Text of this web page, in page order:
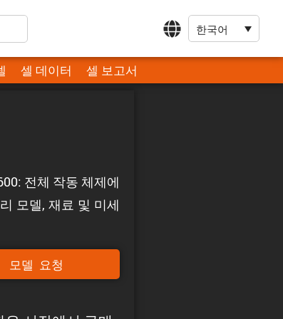
한국어
셀 데이터 셀 보고서
전체 작동 체제에
모델, 재료 및 미세
모델 요청